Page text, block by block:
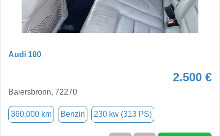
Audi 100
2.500 €
Baiersbronn, 72270
360.000 km Benzin 230 kw (313 PS)